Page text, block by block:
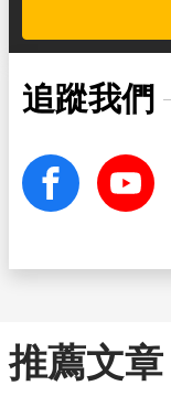
追蹤我們
facebook Youtube
推薦文章